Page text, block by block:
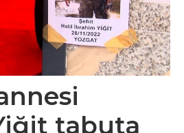
tabuta